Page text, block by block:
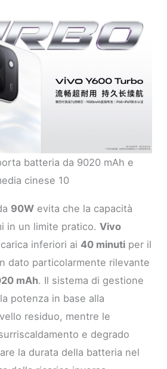
batteria da 9020 mAh e
cinese 10
90W evita che la capacità
in un limite pratico.Vivo
inferiori ai40 minuti per il
dato particolarmente rilevante
mAh. Il sistema di gestione
potenza in base alla
residuo, mentre le
e degrado
la durata della batteria nel